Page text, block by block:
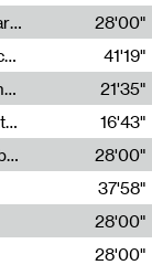
Radia Show #1095 : To Communicate (Usmaradio)
28'00"
Light turbulences #2 : Jérôme Game en discussion avec Thomas Corlin
41'19"
Light turbulences #3 : Le Châ (Lutèce Lockness)
21'35"
Light turbulences #1 : ON TIME (live voix-batterie) avec Jérôme Game & Jean-Michel Espitallier
16'43"
Radia Show #1094 Chronicles from the Arab Cold War by Ghazi Barakat
28'00"
37'58"
28'00"
28'00"